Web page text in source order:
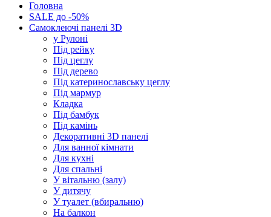
Головна
SALE до -50%
Самоклеючі панелі 3D
у Рулоні
Під рейку
Під цеглу
Під дерево
Під катеринославську цеглу
Під мармур
Кладка
Під бамбук
Під камінь
Декоративні 3D панелі
Для ванної кімнати
Для кухні
Для спальні
У вітальню (залу)
У дитячу
У туалет (вбиральню)
На балкон